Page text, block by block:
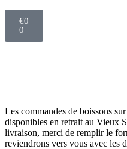
€0
0
Les commandes de boissons
disponibles en retrait au Vieux
livraison, merci de remplir le
reviendrons vers vous avec les